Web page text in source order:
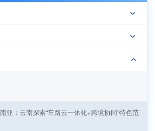
亚：云南探索“车路云一体化+跨境协同”特色范